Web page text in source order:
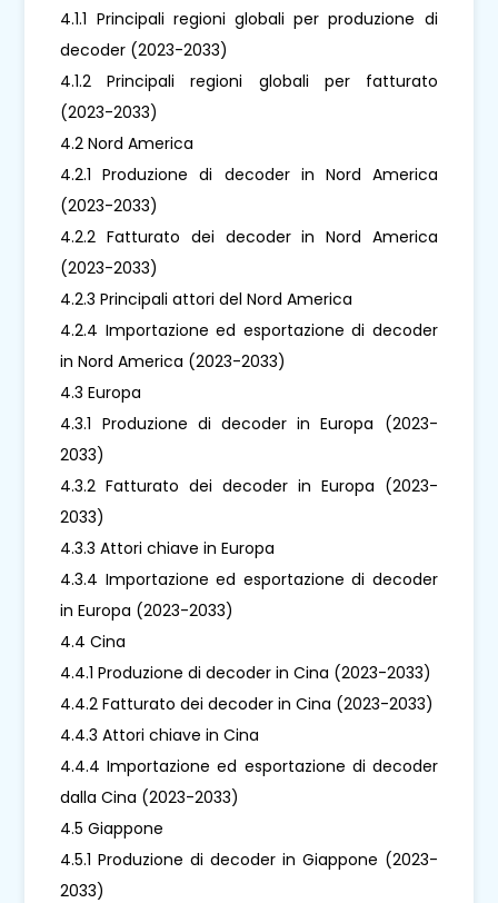
4.1.1 Principali regioni globali per produzione di
decoder (2023-2033)
4.1.2 Principali regioni globali per fatturato
(2023-2033)
4.2 Nord America
4.2.1 Produzione di decoder in Nord America
(2023-2033)
4.2.2 Fatturato dei decoder in Nord America
(2023-2033)
4.2.3 Principali attori del Nord America
4.2.4 Importazione ed esportazione di decoder
in Nord America (2023-2033)
4.3 Europa
4.3.1 Produzione di decoder in Europa (2023-
2033)
4.3.2 Fatturato dei decoder in Europa (2023-
2033)
4.3.3 Attori chiave in Europa
4.3.4 Importazione ed esportazione di decoder
in Europa (2023-2033)
4.4 Cina
4.4.1 Produzione di decoder in Cina (2023-2033)
4.4.2 Fatturato dei decoder in Cina (2023-2033)
4.4.3 Attori chiave in Cina
4.4.4 Importazione ed esportazione di decoder
dalla Cina (2023-2033)
4.5 Giappone
4.5.1 Produzione di decoder in Giappone (2023-
2033)